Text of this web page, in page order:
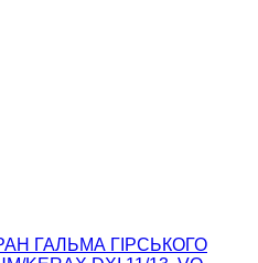
ГАЛЬМА ГІРСЬКОГО